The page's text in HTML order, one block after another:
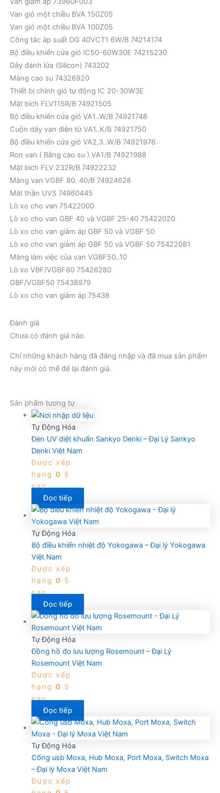
Van gió một chiều BVA 150Z05
Van gió một chiều BVA 100Z05
Công tắc áp suất DG 40VCT1 6W/B 74214174
Bộ điều khiển cửa gió IC50-60W30E 74215230
Dây đánh lửa (Silicon) 743202
Màng cao su 74326920
Thiết bị chỉnh gió tự động IC 20-30W3E
Mặt bích FLV115R/B 74921505
Bộ điều khiển cửa gió VA1..W/B 74921748
Cuộn dây van điện từ VA1..K/B 74921750
Bộ điều khiển cửa gió VA2,3..W/B 74921976
Ron van ( Bằng cao su ) VA1/B 74921988
Mặt bích FLV 232R/B 74922232
Màng van VGBF 80. 40/B 74924628
Mắt thần UVS 74960445
Lò xo cho van 75422000
Lò xo cho van GBF 40 và VGBF 25-40 75422020
Lò xo cho van giảm áp GBF 50 và VGBF 50
Lò xo cho van giảm áp GBF 50 và VGBF 50 75422081
Màng làm việc của van VGBF50..10
Lò xo VBF/VGBF80 75426280
GBF/VGBF50 75438979
Lò xo cho van giảm áp 75438
Đánh giá
Chưa có đánh giá nào.
Chỉ những khách hàng đã đăng nhập và đã mua sản phẩm
này mới có thể để lại đánh giá.
Sản phẩm tương tự
Tự Động Hóa
Đèn UV diệt khuẩn Sankyo Denki – Đại Lý Sankyo
Denki Việt Nam
Được xếp
hạng 0 5
sao
Đọc tiếp
Tự Động Hóa
Bộ điều khiển nhiệt độ Yokogawa – Đại lý Yokogawa
Việt Nam
Được xếp
hạng 0 5
sao
Đọc tiếp
Tự Động Hóa
Đồng hồ đo lưu lượng Rosemount – Đại Lý
Rosemount Việt Nam
Được xếp
hạng 0 5
sao
Đọc tiếp
Tự Động Hóa
Cổng usb Moxa, Hub Moxa, Port Moxa, Switch Moxa
– Đại lý Moxa Việt Nam
Được xếp